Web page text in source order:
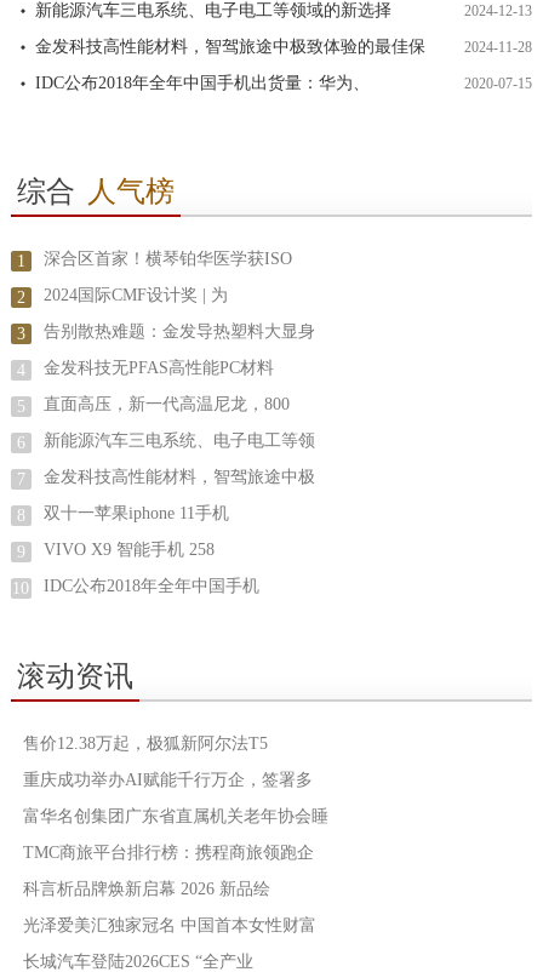
新能源汽车三电系统、电子电工等领域的新选择 2024-12-13
金发科技高性能材料，智驾旅途中极致体验的最佳保 2024-11-28
IDC公布2018年全年中国手机出货量：华为、 2020-07-15
综合 人气榜
1 深合区首家！横琴铂华医学获ISO
2 2024国际CMF设计奖 | 为
3 告别散热难题：金发导热塑料大显身
4 金发科技无PFAS高性能PC材料
5 直面高压，新一代高温尼龙，800
6 新能源汽车三电系统、电子电工等领
7 金发科技高性能材料，智驾旅途中极
8 双十一苹果iphone 11手机
9 VIVO X9 智能手机 258
10 IDC公布2018年全年中国手机
滚动资讯
售价12.38万起，极狐新阿尔法T5
重庆成功举办AI赋能千行万企，签署多
富华名创集团广东省直属机关老年协会睡
TMC商旅平台排行榜：携程商旅领跑企
科言析品牌焕新启幕 2026 新品绘
光泽爱美汇独家冠名 中国首本女性财富
长城汽车登陆2026CES “全产业